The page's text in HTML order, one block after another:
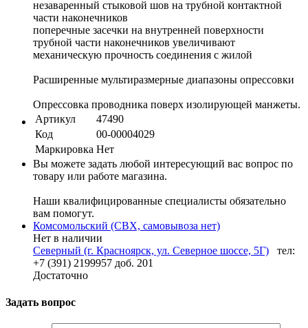
незаваренный стыковой шов на трубной контактной
части наконечников
поперечные засечки на внутренней поверхности
трубной части наконечников увеличивают
механическую прочность соединения с жилой
Расширенные мультиразмерные диапазоны опрессовки
Опрессовка проводника поверх изолирующей манжеты.
Артикул
47490
Код
00-00004029
Маркировка Нет
Вы можете задать любой интересующий вас вопрос по
товару или работе магазина.
Наши квалифицированные специалисты обязательно
вам помогут.
Комсомольский (СВХ, самовывоза нет)
Нет в наличии
Северный (г. Красноярск, ул. Северное шоссе, 5Г)
тел:
+7 (391) 2199957 доб. 201
Достаточно
Задать вопрос